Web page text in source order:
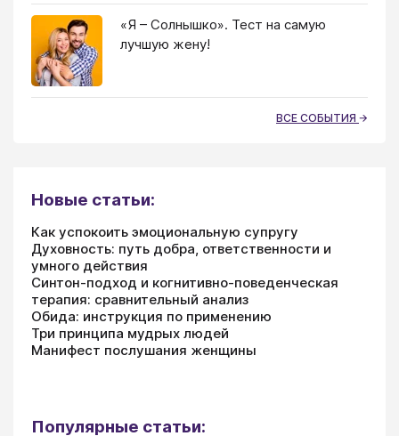
«Я – Солнышко». Тест на самую
лучшую жену!
ВСЕ СОБЫТИЯ
Новые статьи:
Как успокоить эмоциональную супругу
Духовность: путь добра, ответственности и
умного действия
Синтон-подход и когнитивно-поведенческая
терапия: сравнительный анализ
Обида: инструкция по применению
Три принципа мудрых людей
Манифест послушания женщины
Популярные статьи: